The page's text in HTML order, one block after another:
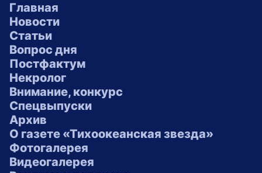
Главная
Новости
Статьи
Вопрос дня
Постфактум
Некролог
Внимание, конкурс
Спецвыпуски
Архив
О газете «Тихоокеанская звезда»
Фотогалерея
Видеогалерея